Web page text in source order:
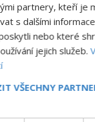
Co je
chodbě?
partnery, kteří je
s dalšími
nebo které
jejich služeb.
VŠECHNY